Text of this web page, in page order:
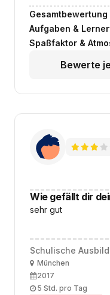
Gesamtbewertung
Aufgaben &
Spaßfaktor &
Bewerte
Wie gefällt dir
sehr gut
Schulische
OrtMünchen
Ausbildungsbeginn
2017
Arbeitszeit
5 Std. pro Tag